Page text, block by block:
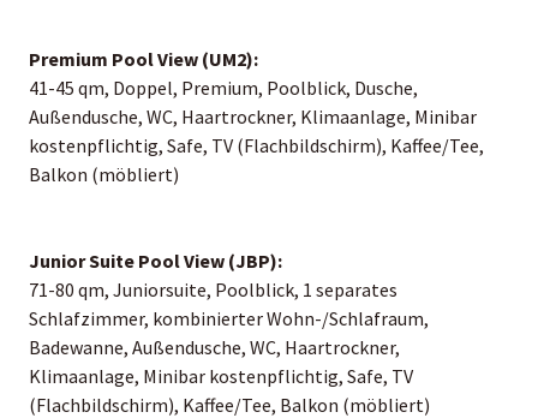
Premium Pool View (UM2):
41-45 qm, Doppel, Premium, Poolblick, Dusche,
Außendusche, WC, Haartrockner, Klimaanlage, Minibar
kostenpflichtig, Safe, TV (Flachbildschirm), Kaffee/Tee,
Balkon (möbliert)
Junior Suite Pool View (JBP):
71-80 qm, Juniorsuite, Poolblick, 1 separates
Schlafzimmer, kombinierter Wohn-/Schlafraum,
Badewanne, Außendusche, WC, Haartrockner,
Klimaanlage, Minibar kostenpflichtig, Safe, TV
(Flachbildschirm), Kaffee/Tee, Balkon (möbliert)